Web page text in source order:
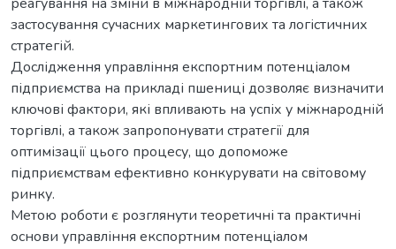
застосування сучасних маркетингових та логістичних
стратегій.
Дослідження управління експортним потенціалом
підприємства на прикладі пшениці дозволяє визначити
ключові фактори, які впливають на успіх у міжнародній
торгівлі, а також запропонувати стратегії для
оптимізації цього процесу, що допоможе
підприємствам ефективно конкурувати на світовому
ринку.
Метою роботи є розглянути теоретичні та практичні
основи управління експортним потенціалом